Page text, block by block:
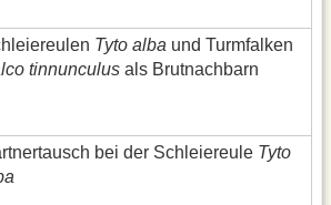
Tyto alba und Turmfalken
tinnunculus als Brutnachbarn
bei der Schleiereule Tyto